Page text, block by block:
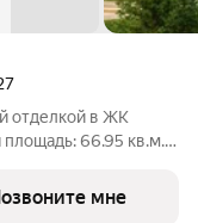
отделкой в ЖК
66.95 кв.м.,
мне